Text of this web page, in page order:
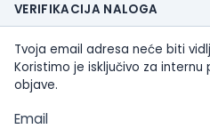
VERIFIKACIJA NALOGA
Tvoja email adresa neće biti
Koristimo je isključivo za
objave.
Email